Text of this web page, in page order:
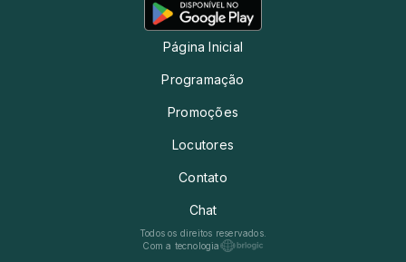
Página Inicial
Programação
Promoções
Locutores
Contato
Chat
Todos os direitos reservados.
Com a tecnologia